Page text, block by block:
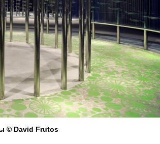
© David Frutos